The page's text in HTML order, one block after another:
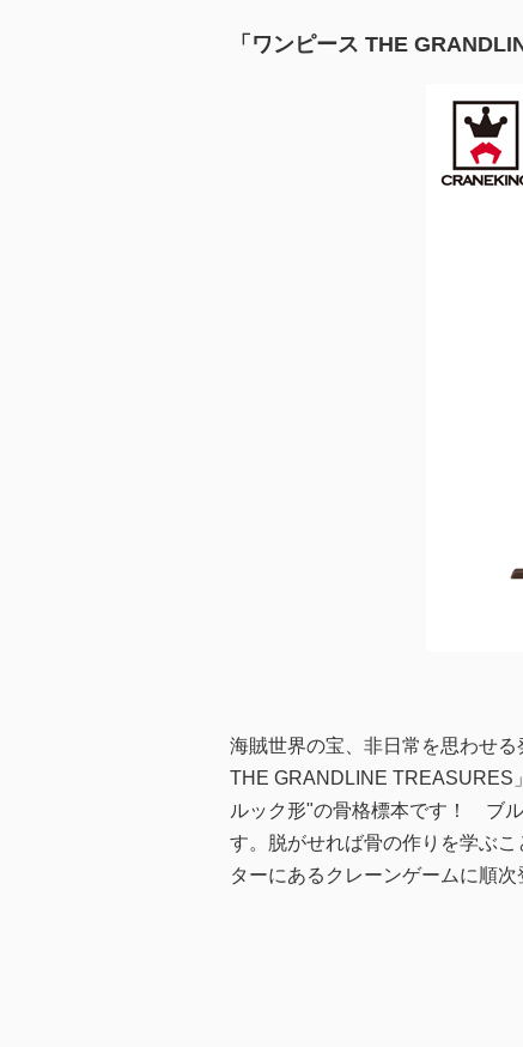
「ワンピース THE
海賊世界の宝、非日常を思わせ
THE GRANDLINE TREASURES
ルック形"の骨格標本です！ ブ
す。脱がせれば骨の作りを学ぶ
ターにあるクレーンゲームに順